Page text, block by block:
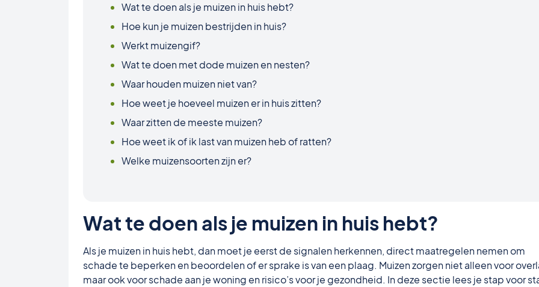
Wat te doen als je muizen in huis hebt?
Hoe kun je muizen bestrijden in huis?
Werkt muizengif?
Wat te doen met dode muizen en nesten?
Waar houden muizen niet van?
Hoe weet je hoeveel muizen er in huis zitten?
Waar zitten de meeste muizen?
Hoe weet ik of ik last van muizen heb of ratten?
Welke muizensoorten zijn er?
Wat te doen als je muizen in huis hebt?
Als je muizen in huis hebt, dan moet je eerst de signalen herkennen, direct maatregelen nemen om
schade te beperken en beoordelen of er sprake is van een plaag. Muizen zorgen niet alleen voor
maar ook voor schade aan je woning en risico’s voor je gezondheid. In deze sectie lees je stap voor